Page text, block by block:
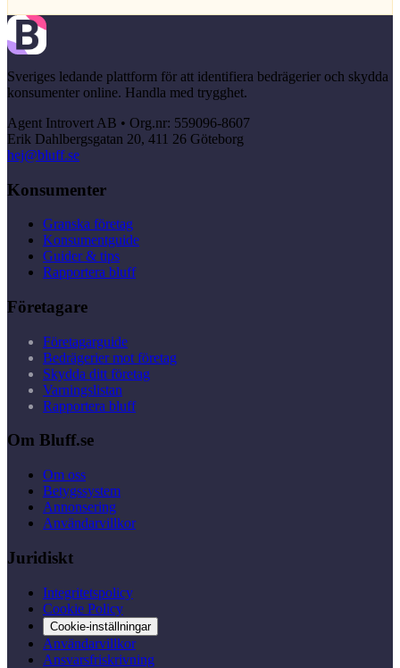
Sveriges ledande plattform för att identifiera bedrägerier och skydda
konsumenter online. Handla med trygghet.
Agent Introvert AB • Org.nr: 559096-8607
Erik Dahlbergsgatan 20, 411 26 Göteborg
hej@bluff.se
Konsumenter
Granska företag
Konsumentguide
Guider & tips
Rapportera bluff
Företagare
Företagarguide
Bedrägerier mot företag
Skydda ditt företag
Varningslistan
Rapportera bluff
Om Bluff.se
Om oss
Betygssystem
Annonsering
Användarvillkor
Juridiskt
Integritetspolicy
Cookie Policy
Cookie-inställningar
Användarvillkor
Ansvarsfriskrivning